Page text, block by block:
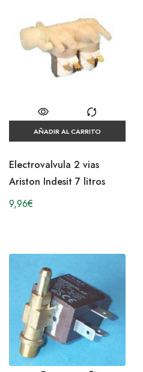
AÑADIR AL CARRITO
Electrovalvula 2 vias
Ariston Indesit 7 litros
9,96€